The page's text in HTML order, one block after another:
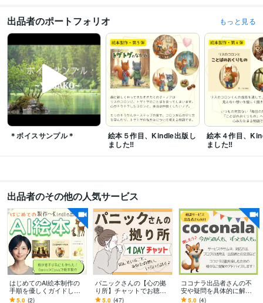
受賞歴
ココナラブログ始めました♪
絵本『シェルルとキラキラの葉っぱ』Kindle
出版 『しなやかさ～心を緩める小さなヒント～』Kindle出版 絵本『きつ
ねのステップ』Kindle出版
絵本『ルナとコタのおうち』Kindle出版 絵本
『リスのコロンとことばのおくりもの』Kindle出版 絵本『トゲトゲのなか
み』Kindle出版
資格・検定
上級心理カウンセラー 取得年 : 2022年
メンタル心理カウンセラー 取得年 : 2022年
悩み相談 話し相手 愚痴聞き パニック障害
オンラインレッスン・習い事 ⭐️ココナラの楽しみ方を伝授します♪ ✍️思考
の整理・納得解を見つける ❣️キーワードは『しなやかさ』
ココナラ ミニコンサル 初心者向け 楽しくココナラ
しなやかさ
思考の柔軟性
納得解 思考の整理
出品者のポートフォリオ もっと見る
＊ボイスサンプル＊
絵本５作目、Kindle出版し
ました‼︎
絵本４作目、
ました‼
出品者のその他の人気サービス
はじめてのAI絵本制作の
手順を優しくガイドしま
す 私にも出来た！絵やAI
5.0 (2)
パニックさんの【心の拠
り所】チャットでお聴き
します 24時間いつでもチ
5.0 (47)
ココナラ出品者さんの不
安や疑問を具体的に解消
します サービス・サムネ
5.0 (4)